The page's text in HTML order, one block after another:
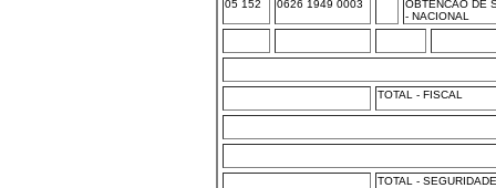
05 152 0626 1949 0003
OBTENCAO DE
- NACIONAL
TOTAL - FISCAL
TOTAL - SEGURIDADE